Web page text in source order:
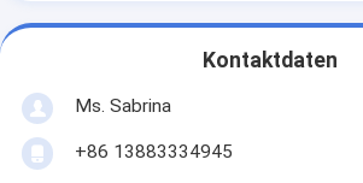
Kontaktdaten
Ms. Sabrina
+86 13883334945